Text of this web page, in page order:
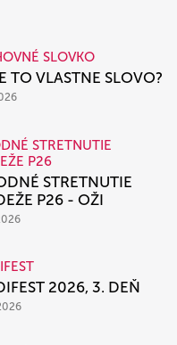
SLOVKO
TO VLASTNE SLOVO?
STRETNUTIE
P26
STRETNUTIE
P26 - OŽI
2026, 3. DEŇ